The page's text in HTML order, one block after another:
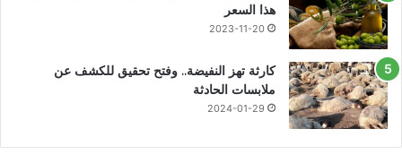
هذا السعر
2023-11-20
كارثة تهز النفيضة.. وفتح تحقيق للكشف عن
ملابسات الحادثة
2024-01-29